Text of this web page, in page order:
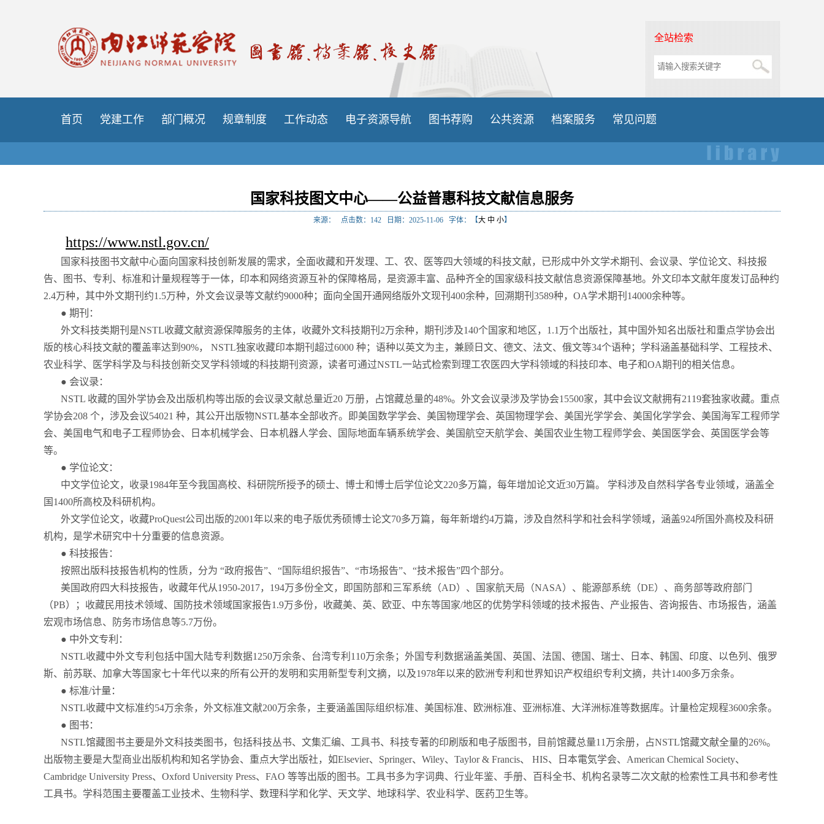
全站检索
首页 党建工作 部门概况 规章制度 工作动态 电子资源导航 图书荐购 公共资源 档案服务 常见问题
国家科技图文中心——公益普惠科技文献信息服务
来源： 点击数： 142 日期：2025-11-06 字体：【大 中 小】
https://www.nstl.gov.cn/
国家科技图书文献中心面向国家科技创新发展的需求，全面收藏和开发理、工、农、医等四大领域的科技文献，已形成中外文学术期刊、会议录、学位论文、科技报
告、图书、专利、标准和计量规程等于一体，印本和网络资源互补的保障格局，是资源丰富、品种齐全的国家级科技文献信息资源保障基地。外文印本文献年度发订品种约
2.4万种，其中外文期刊约1.5万种，外文会议录等文献约9000种；面向全国开通网络版外文现刊400余种，回溯期刊3589种，OA学术期刊14000余种等。
● 期刊：
外文科技类期刊是NSTL收藏文献资源保障服务的主体，收藏外文科技期刊2万余种，期刊涉及140个国家和地区，1.1万个出版社，其中国外知名出版社和重点学协会出
版的核心科技文献的覆盖率达到90%， NSTL独家收藏印本期刊超过6000 种；语种以英文为主，兼顾日文、德文、法文、俄文等34个语种；学科涵盖基础科学、工程技术、
农业科学、医学科学及与科技创新交叉学科领域的科技期刊资源，读者可通过NSTL一站式检索到理工农医四大学科领域的科技印本、电子和OA期刊的相关信息。
● 会议录：
NSTL 收藏的国外学协会及出版机构等出版的会议录文献总量近20 万册，占馆藏总量的48%。外文会议录涉及学协会15500家，其中会议文献拥有2119套独家收藏。重点
学协会208 个，涉及会议54021 种，其公开出版物NSTL基本全部收齐。即美国数学学会、美国物理学会、英国物理学会、美国光学学会、美国化学学会、美国海军工程师学
会、美国电气和电子工程师协会、日本机械学会、日本机器人学会、国际地面车辆系统学会、美国航空天航学会、美国农业生物工程师学会、美国医学会、英国医学会等
等。
● 学位论文：
中文学位论文，收录1984年至今我国高校、科研院所授予的硕士、博士和博士后学位论文220多万篇，每年增加论文近30万篇。 学科涉及自然科学各专业领域，涵盖全
国1400所高校及科研机构。
外文学位论文，收藏ProQuest公司出版的2001年以来的电子版优秀硕博士论文70多万篇，每年新增约4万篇，涉及自然科学和社会科学领域，涵盖924所国外高校及科研
机构，是学术研究中十分重要的信息资源。
● 科技报告：
按照出版科技报告机构的性质，分为 “政府报告”、“国际组织报告”、“市场报告”、“技术报告”四个部分。
美国政府四大科技报告，收藏年代从1950-2017，194万多份全文，即国防部和三军系统（AD）、国家航天局（NASA）、能源部系统（DE）、商务部等政府部门
（PB）；收藏民用技术领域、国防技术领域国家报告1.9万多份，收藏美、英、欧亚、中东等国家/地区的优势学科领域的技术报告、产业报告、咨询报告、市场报告，涵盖
宏观市场信息、防务市场信息等5.7万份。
● 中外文专利：
NSTL收藏中外文专利包括中国大陆专利数据1250万余条、台湾专利110万余条；外国专利数据涵盖美国、英国、法国、德国、瑞士、日本、韩国、印度、以色列、俄罗
斯、前苏联、加拿大等国家七十年代以来的所有公开的发明和实用新型专利文摘，以及1978年以来的欧洲专利和世界知识产权组织专利文摘，共计1400多万余条。
● 标准/计量：
NSTL收藏中文标准约54万余条，外文标准文献200万余条，主要涵盖国际组织标准、美国标准、欧洲标准、亚洲标准、大洋洲标准等数据库。计量检定规程3600余条。
● 图书：
NSTL馆藏图书主要是外文科技类图书，包括科技丛书、文集汇编、工具书、科技专著的印刷版和电子版图书，目前馆藏总量11万余册，占NSTL馆藏文献全量的26%。
出版物主要是大型商业出版机构和知名学协会、重点大学出版社，如Elsevier、Springer、Wiley、Taylor & Francis、 HIS、日本電気学会、American Chemical Society、
Cambridge University Press、Oxford University Press、FAO 等等出版的图书。工具书多为字词典、行业年鉴、手册、百科全书、机构名录等二次文献的检索性工具书和参考性
工具书。学科范围主要覆盖工业技术、生物科学、数理科学和化学、天文学、地球科学、农业科学、医药卫生等。